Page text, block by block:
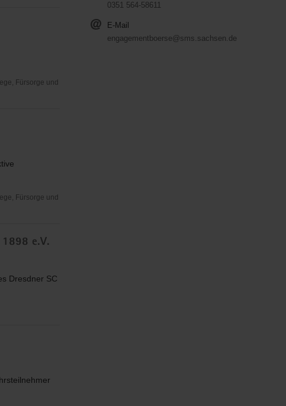
Fürsorge und
Fürsorge und
1898 e.V.
Dresdner SC
0351 564-58611
E-Mail
engagementboerse@sms.sachsen.de